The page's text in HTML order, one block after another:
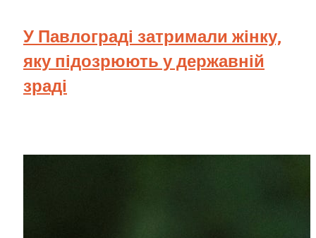
У Павлограді затримали жінку,
яку підозрюють у державній
зраді